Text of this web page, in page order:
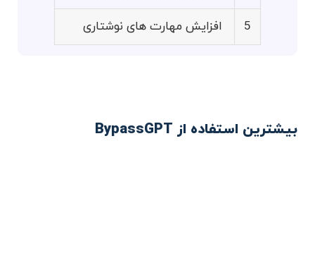
5 افزایش مهارت های نوشتاری
بیشترین استفاده از BypassGPT